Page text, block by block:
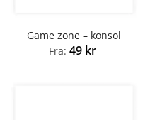
Game zone – konsol
Fra: 49 kr